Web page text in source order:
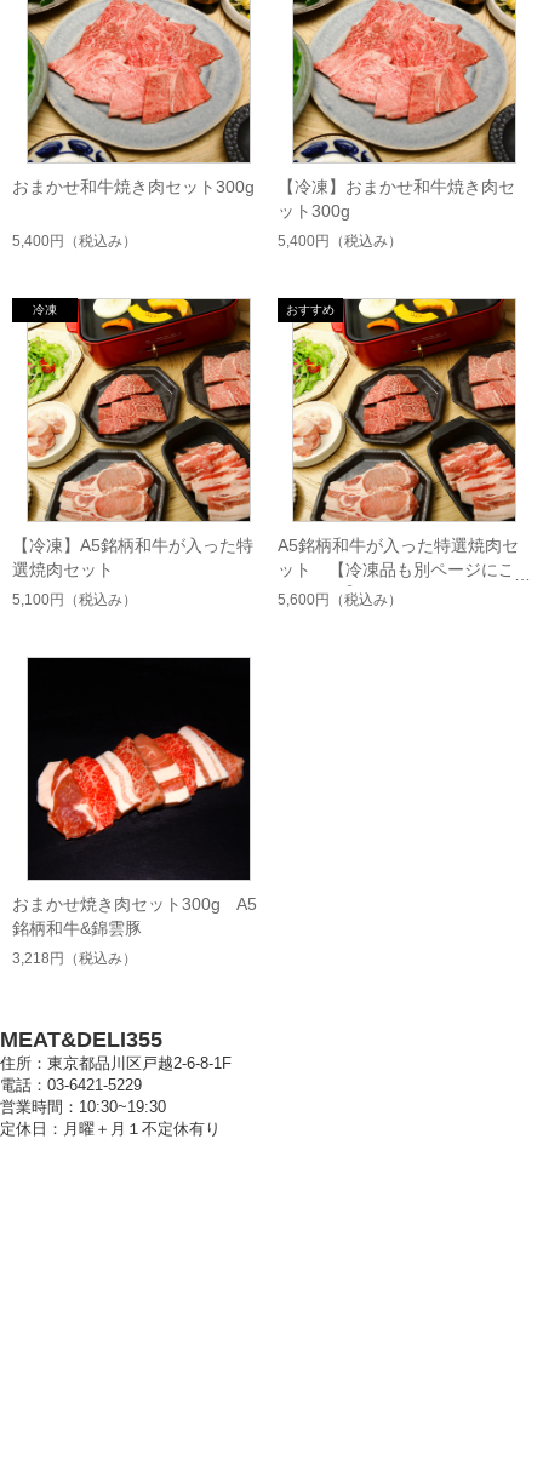
おまかせ和牛焼き肉セット300g
5,400円 （税込み）
【冷凍】おまかせ和牛焼き肉セ
ット300g
5,400円 （税込み）
【冷凍】A5銘柄和牛が入った特
選焼肉セット
5,100円 （税込み）
A5銘柄和牛が入った特選焼肉セ
ット 【冷凍品も別ページにご
ざいます】
5,600円 （税込み）
おまかせ焼き肉セット300g A5
銘柄和牛&錦雲豚
3,218円 （税込み）
MEAT&DELI355
住所：東京都品川区戸越2-6-8-1F
電話：03-6421-5229
営業時間：10:30~19:30
定休日：月曜＋月１不定休有り